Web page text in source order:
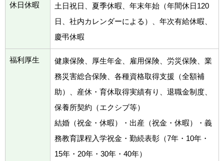
休日休暇
土日祝日、夏季休暇、年末年始（年間休日120
日、社内カレンダーによる）、年次有給休暇、
慶弔休暇
福利厚生
健康保険、厚生年金、雇用保険、労災保険、業
務災害総合保険、各種資格取得支援（全額補
助）、産休・育休取得実績有り、退職金制度、
保養所契約（エクシブ等）
結婚（祝金・休暇）・出産（祝金・休暇）・義
務教育課程入学祝金・勤続表彰（7年・10年・
15年・20年・30年・40年）